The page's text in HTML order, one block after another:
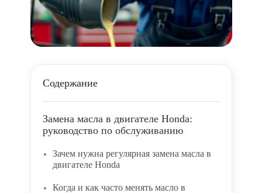
Содержание
Замена масла в двигателе Honda:
руководство по обслуживанию
Зачем нужна регулярная замена масла в
двигателе Honda
Когда и как часто менять масло в